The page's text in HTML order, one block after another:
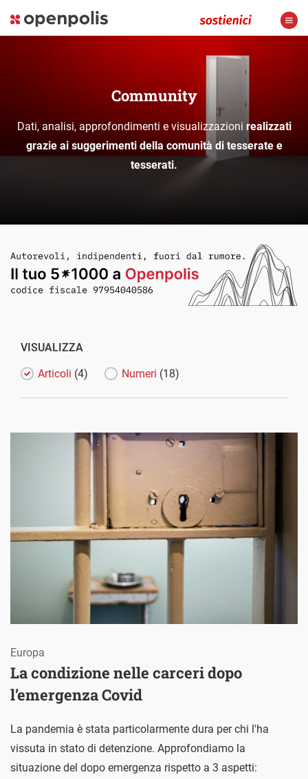
Community
Dati, analisi, approfondimenti e visualizzazioni realizzati
grazie ai suggerimenti della comunità di tesserate e
tesserati.
VISUALIZZA
Articoli (4) Numeri (18)
La condizione nelle carceri dopo
l’emergenza Covid
Europa
La pandemia è stata particolarmente dura per chi l'ha
vissuta in stato di detenzione. Approfondiamo la
situazione del dopo emergenza rispetto a 3 aspetti: